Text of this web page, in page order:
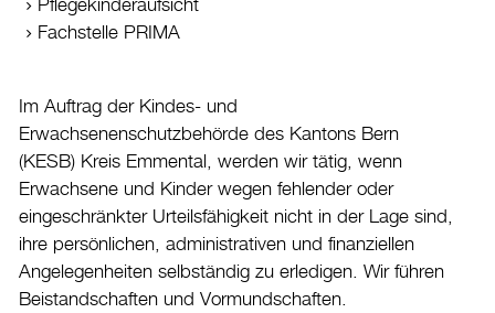
Kinder, Jugendliche und Familie
Offene Kinder- und Jugendarbeit Burgdorf und
Umgebung
Kindes- und Erwachsenenschutz
Alimentenhilfe
Kultur
Auto & Parkieren
Pflegekinderaufsicht
Fachstelle PRIMA
Im Auftrag der Kindes- und
Erwachsenenschutzbehörde des Kantons Bern
(KESB) Kreis Emmental, werden wir tätig, wenn
Erwachsene und Kinder wegen fehlender oder
eingeschränkter Urteilsfähigkeit nicht in der Lage sind,
ihre persönlichen, administrativen und finanziellen
Angelegenheiten selbständig zu erledigen. Wir führen
Beistandschaften und Vormundschaften.